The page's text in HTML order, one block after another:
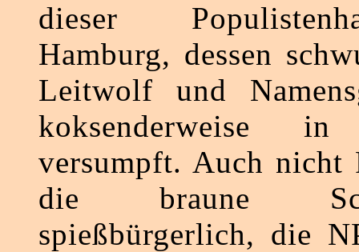
dieser
Hamburg, dessen
Leitwolf und
koksenderweise in
versumpft. Auch nicht
die braune
spießbürgerlich, die